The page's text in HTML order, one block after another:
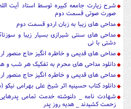
صورت صوتی قسمت دوم
مداحی های زیبا به زبان اردو قسمت دوم
مداحی های سنتی شیرازی بسیار زیبا و
دشتی با نی
مداحی های قدیمی و خاطره انگیز حاج
دانلود مداحی های محرم به تفکیک هر شب و
مداحی های قدیمی و خاطره انگیز حاج منصور
دانلود کتاب حسینیه اثر شیخ علی بهرامی نیکو
شهادت نامه _ دلنوشته خدمت تمامی
زحمت کشیدند _ هدیه روز پدر